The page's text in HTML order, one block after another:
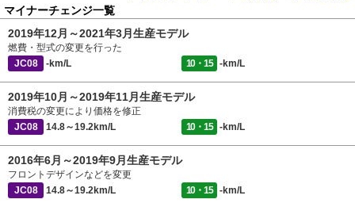
マイナーチェンジ一覧
2019年12月～2021年3月生産モデル
燃費・型式の変更を行った
JC08
-km/L 10・15 -km/L
2019年10月～2019年11月生産モデル
消費税の変更により価格を修正
JC08
14.8～19.2km/L 10・15 -km/L
2016年6月～2019年9月生産モデル
フロントデザインなどを変更
JC08
14.8～19.2km/L 10・15 -km/L